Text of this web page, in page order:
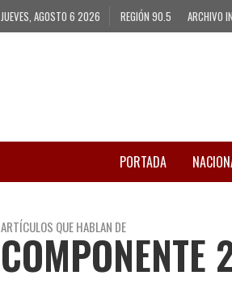
JUEVES, AGOSTO 6 2026 REGIÓN 90.5 ARCHIVO
PORTADA
ARTÍCULOS QUE HABLAN DE
COMPONENTE